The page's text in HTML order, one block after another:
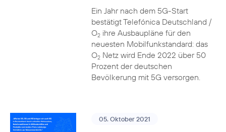
Ein Jahr nach dem 5G-Start
bestätigt Telefónica Deutschland /
O2ihre Ausbaupläne für den
neuesten Mobilfunkstandard: das
O2Netz wird Ende 2022 über 50
Prozent der deutschen
Bevölkerung mit 5G versorgen.
05. Oktober 2021